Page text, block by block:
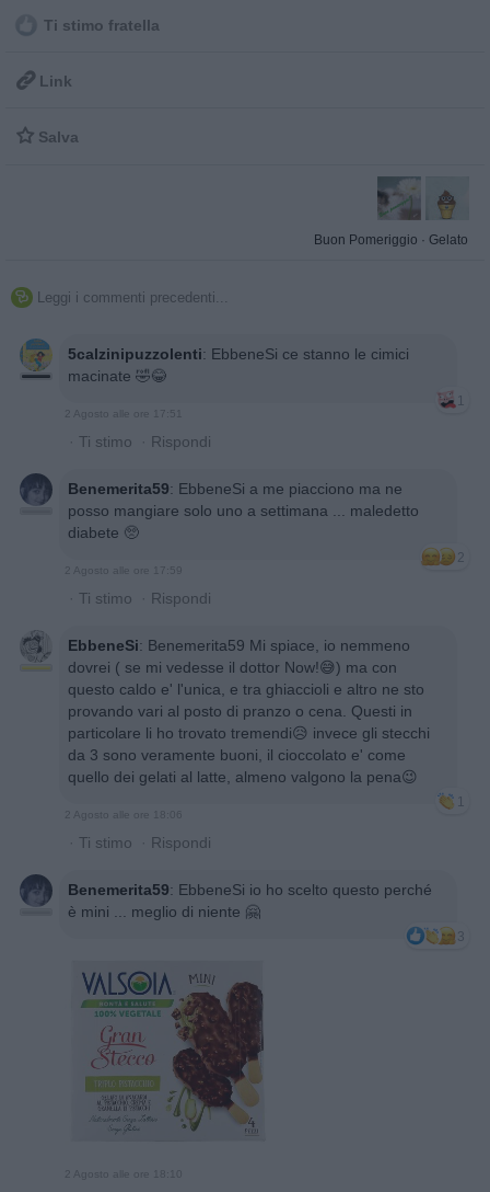
Ti stimo fratella
 Link
 Salva
Buon Pomeriggio · Gelato
 Leggi i commenti precedenti...
5calzinipuzzolenti: EbbeneSi ce stanno le cimici
macinate 🤣😂
1
2 Agosto alle ore 17:51
· Ti stimo · Rispondi
Benemerita59: EbbeneSi a me piacciono ma ne
posso mangiare solo uno a settimana ... maledetto
diabete 🥺
2
2 Agosto alle ore 17:59
· Ti stimo · Rispondi
EbbeneSi: Benemerita59 Mi spiace, io nemmeno
dovrei ( se mi vedesse il dottor Now!😅) ma con
questo caldo e' l'unica, e tra ghiaccioli e altro ne sto
provando vari al posto di pranzo o cena. Questi in
particolare li ho trovato tremendi😥 invece gli stecchi
da 3 sono veramente buoni, il cioccolato e' come
quello dei gelati al latte, almeno valgono la pena😉
1
2 Agosto alle ore 18:06
· Ti stimo · Rispondi
Benemerita59: EbbeneSi io ho scelto questo perché
è mini ... meglio di niente 🤗
3
2 Agosto alle ore 18:10